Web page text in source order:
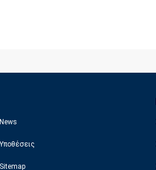
News
Υποθέσεις
Sitemap